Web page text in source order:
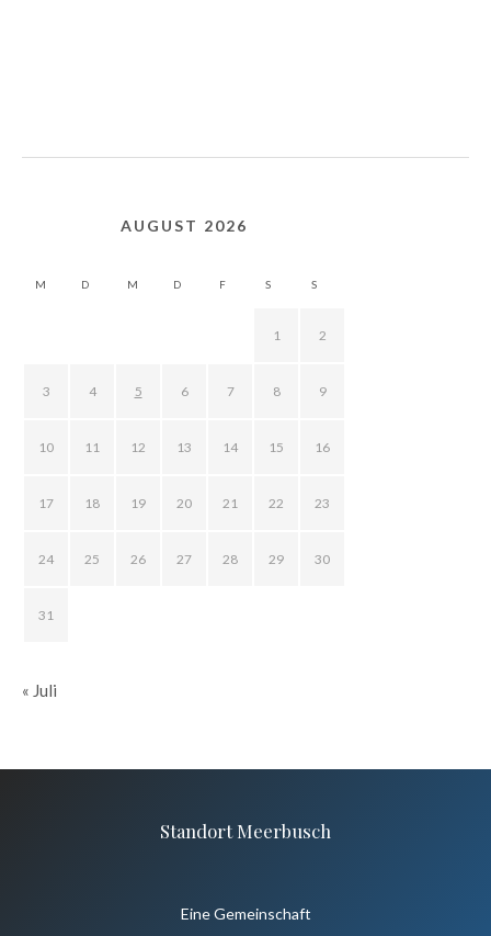
AUGUST 2026
M D M D F S S
1 2
3 4 5 6 7 8 9
10 11 12 13 14 15 16
17 18 19 20 21 22 23
24 25 26 27 28 29 30
31
« Juli
Standort Meerbusch
Eine Gemeinschaft